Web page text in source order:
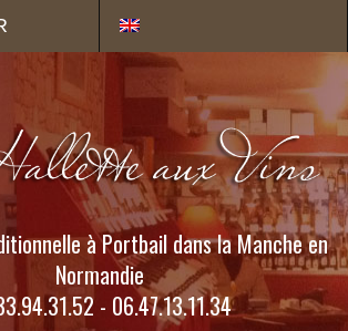
à Portbail dans la Manche en
Normandie
- 06.47.13.11.34
des cookies